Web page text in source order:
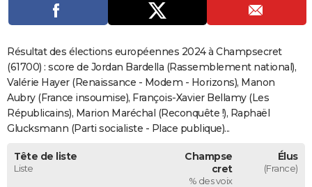
Dictionnaire
Biographies
Expressions
Proverbes
PROGRAMME TV
S'inscrire
Se connecter
Lycées
Collèges
Primaires
Universités
Entreprises
Service militaire
Avis de recherche
AVIS DE DÉCÈS
FORUM
Bricolage
Lifestyle
Culture
SportAuto
Television
Voyage
Cinema
Résultat des élections européennes 2024 à Champsecret
(61700) : score de Jordan Bardella (Rassemblement national),
Valérie Hayer (Renaissance - Modem - Horizons), Manon
Aubry (France insoumise), François-Xavier Bellamy (Les
Républicains), Marion Maréchal (Reconquête !), Raphaël
Glucksmann (Parti socialiste - Place publique)...
Tête de liste
Liste
Champse
cret
% des voix
Élus
(France)